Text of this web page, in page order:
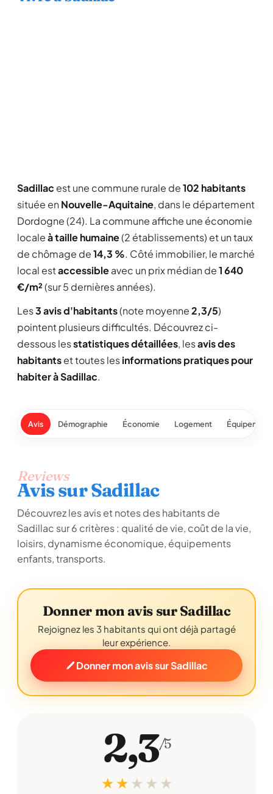
Sadillac est une commune rurale de102 habitants
située en Nouvelle-Aquitaine, dans le département
Dordogne (24). La commune affiche une économie
localeà taille humaine(2 établissements) et un taux
de chômage de14,3 %. Côté immobilier, le marché
local estaccessibleavec un prix médian de1 640
€/m²(sur 5 dernières années).
Les3 avis d'habitants(note moyenne2,3/5)
pointent plusieurs difficultés. Découvrez ci-
dessous lesstatistiques détaillées, lesavis des
habitantset toutes lesinformations pratiques pour
habiter à Sadillac.
Avis Démographie Économie Logement
Reviews
Avis sur Sadillac
Découvrez les avis et notes des habitants de
Sadillac sur 6 critères : qualité de vie, coût de la vie,
loisirs, dynamisme économique, équipements
enfants, transports.
Donner mon avis sur Sadillac
Rejoignez les 3 habitants qui ont déjà partagé
leur expérience.
Donner mon avis sur Sadillac
2,3/5
★ ★ ★ ★ ★